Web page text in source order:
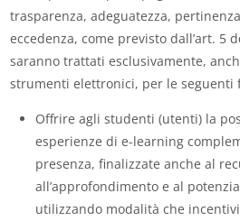
trasparenza, adeguatezza,
eccedenza, come previsto dall’art. 5
saranno trattati esclusivamente,
strumenti elettronici, per le seguenti
Offrire agli studenti (utenti) la
esperienze di e-learning
presenza, finalizzate anche al
all’approfondimento e al
utilizzando modalità che